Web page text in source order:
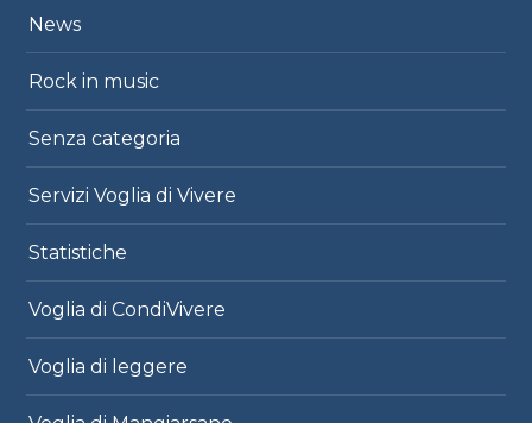
News
Rock in music
Senza categoria
Servizi Voglia di Vivere
Statistiche
Voglia di CondiVivere
Voglia di leggere